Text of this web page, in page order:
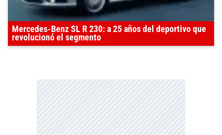
Mercedes-Benz SL R 230: a 25 años del deportivo que
revolucionó el segmento